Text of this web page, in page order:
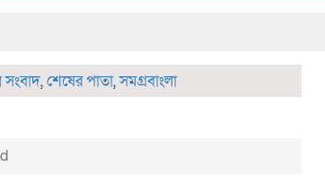
সংবাদ,শেষের পাতা,সমগ্রবাংলা